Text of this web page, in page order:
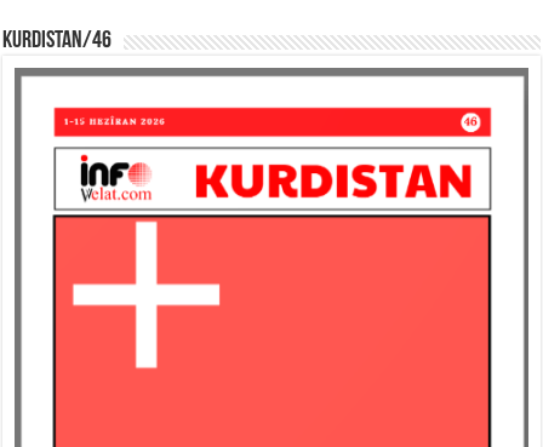
KURDISTAN/46